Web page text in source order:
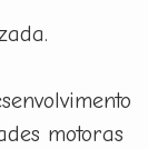
motoras